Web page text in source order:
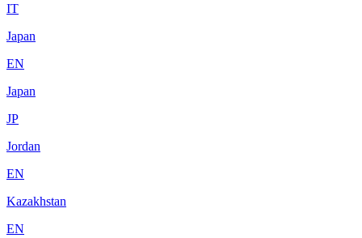
IT
Japan
EN
Japan
JP
Jordan
EN
Kazakhstan
EN